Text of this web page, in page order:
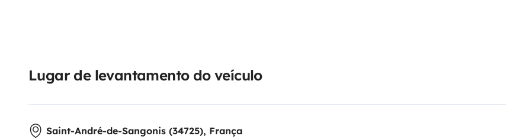
Lugar de levantamento do veículo
Saint-André-de-Sangonis (34725), França